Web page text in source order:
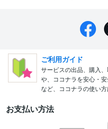
ご利用ガイド
サービスの出品、購入
や、ココナラを安心・
など、ココナラの使い方
お支払い方法